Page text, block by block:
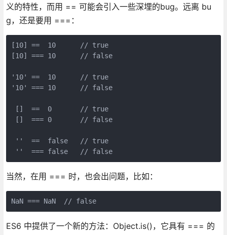
义的特性，而用 == 可能会引入一些深埋的bug。远离 bu
g，还是要用 ===：
[10] ==  10      // true
[10] === 10      // false
'10' ==  10      // true
'10' === 10      // false
[]  ==  0       // true
[]  === 0       // false
''  ==  false   // true
''  === false   // false
当然，在用 === 时，也会出问题，比如：
NaN === NaN  // false
ES6 中提供了一个新的方法：Object.is()，它具有 === 的